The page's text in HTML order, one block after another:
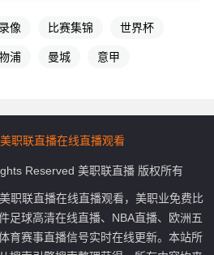
像 比赛集锦 世界杯
浦 曼城 意甲
美职联直播在线直播观看
Reserved 美职联直播 版权所有
职联直播在线直播观看，美职业免费比
足球高清在线直播、NBA直播、欧洲五
育赛事直播信号实时在线更新。本站所